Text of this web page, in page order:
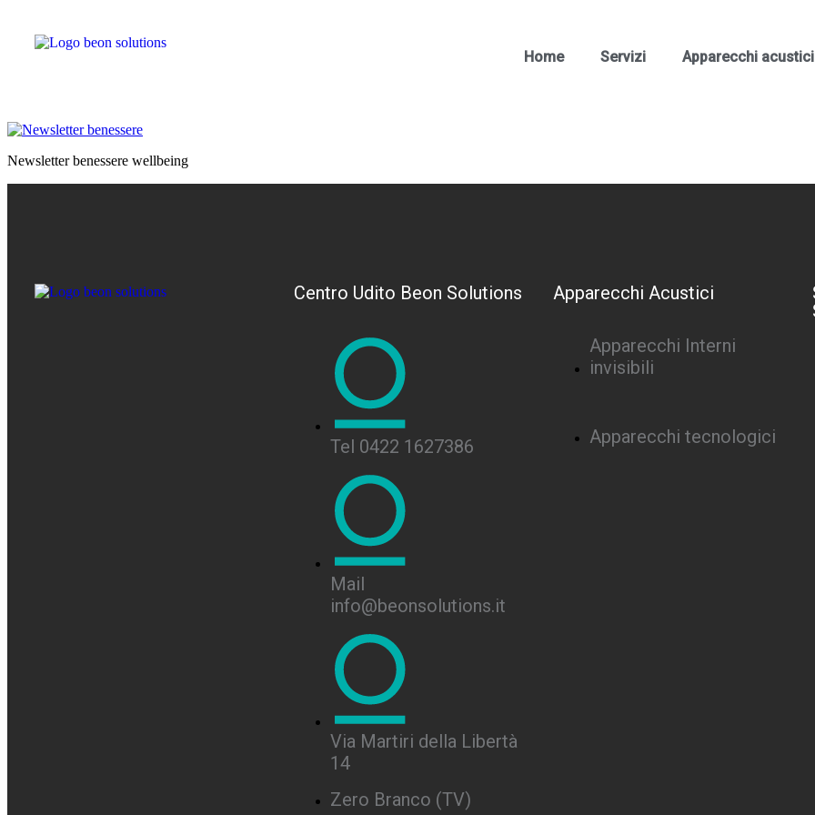
Home Servizi Apparecchi acustici
Newsletter benessere wellbeing
Centro Udito Beon Solutions
Tel 0422 1627386
Mail
info@beonsolutions.it
Via Martiri della Libertà
14
Zero Branco (TV)
Apparecchi Acustici
Apparecchi Interni
invisibili
Apparecchi tecnologici